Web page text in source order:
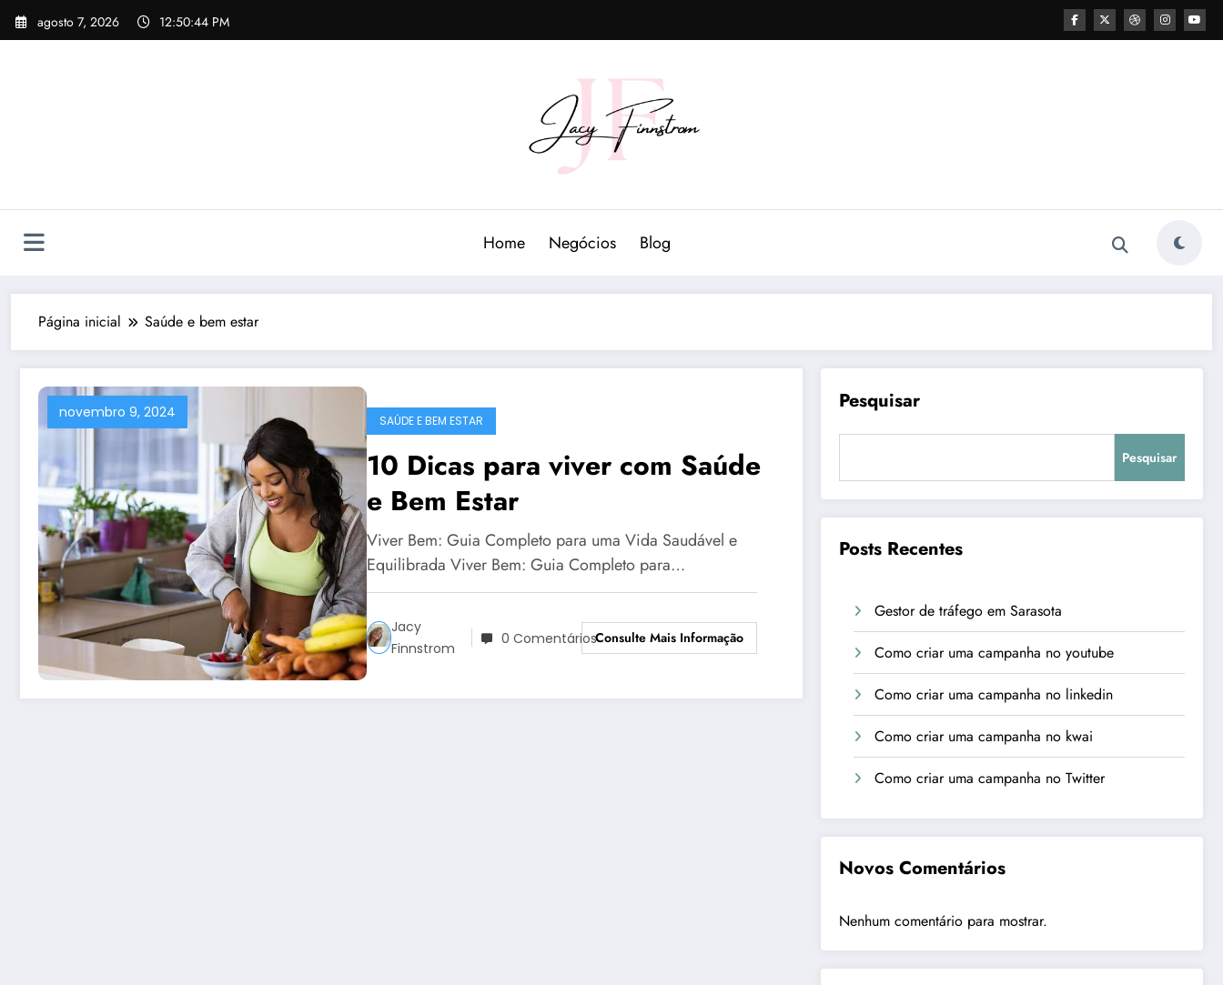
Pular
para
agosto 7, 2026 12:50:44 PM
Home Negócios Blog
Página inicial Saúde e bem estar
novembro 9, 2024 SAÚDE E BEM ESTAR
10 Dicas para viver com Saúde
e Bem Estar
Viver Bem: Guia Completo para uma Vida Saudável e
Equilibrada Viver Bem: Guia Completo para…
Jacy
Finnstrom
0 ComentáriosConsulte Mais Informação
Pesquisar
Pesquisar
Posts Recentes
Gestor de tráfego em Sarasota
Como criar uma campanha no youtube
Como criar uma campanha no linkedin
Como criar uma campanha no kwai
Como criar uma campanha no Twitter
Novos Comentários
Nenhum comentário para mostrar.